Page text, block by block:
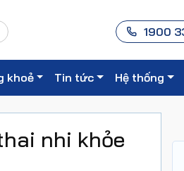
1900
khoẻ Tin tức Hệ thống
nhi khỏe